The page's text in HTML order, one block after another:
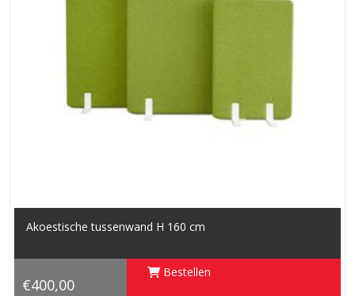
Akoestische tussenwand H 160 cm
€400,00
Bestellen